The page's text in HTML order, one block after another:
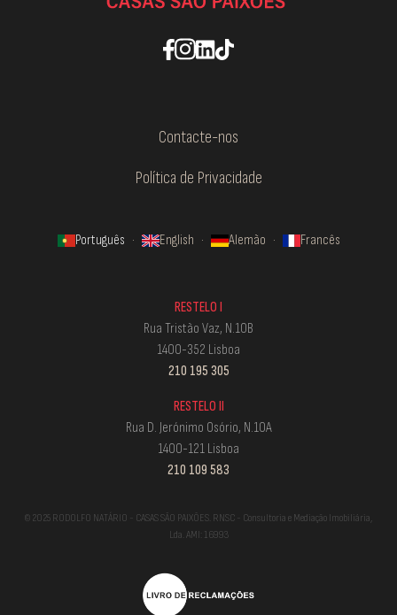
Contacte-nos
Política de Privacidade
Português · English · Alemão · Francês
RESTELO I
Rua Tristão Vaz, N.10B
1400-352 Lisboa
210 195 305
RESTELO II
Rua D. Jerónimo Osório, N.10A
1400-121 Lisboa
210 109 583
© 2025 RODOLFO NATÁRIO - CASAS SÃO PAIXÕES. RNSC - Consultoria e Mediação Imobiliária,
Lda. AMI: 16993